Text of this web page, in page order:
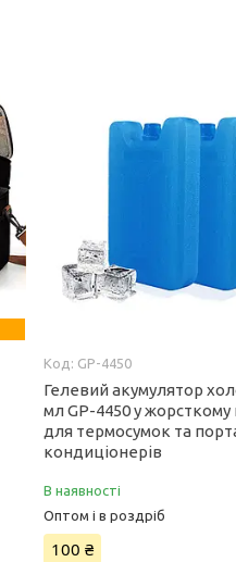
GP-4450
Гелевий акумулятор
мл GP-4450 у жорсткому
для термосумок та
кондиціонерів
В наявності
Оптом і в роздріб
100 ₴